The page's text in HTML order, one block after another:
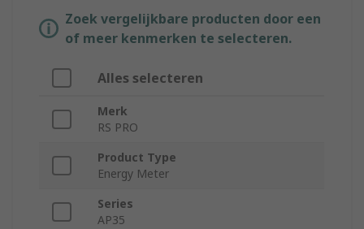
Zoek vergelijkbare producten door een
of meer kenmerken te selecteren.
Alles selecteren
Merk
RS PRO
Product Type
Energy Meter
Series
AP35